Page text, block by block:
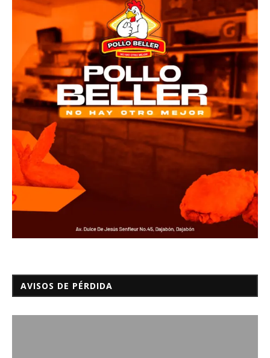
AVISOS DE PÉRDIDA